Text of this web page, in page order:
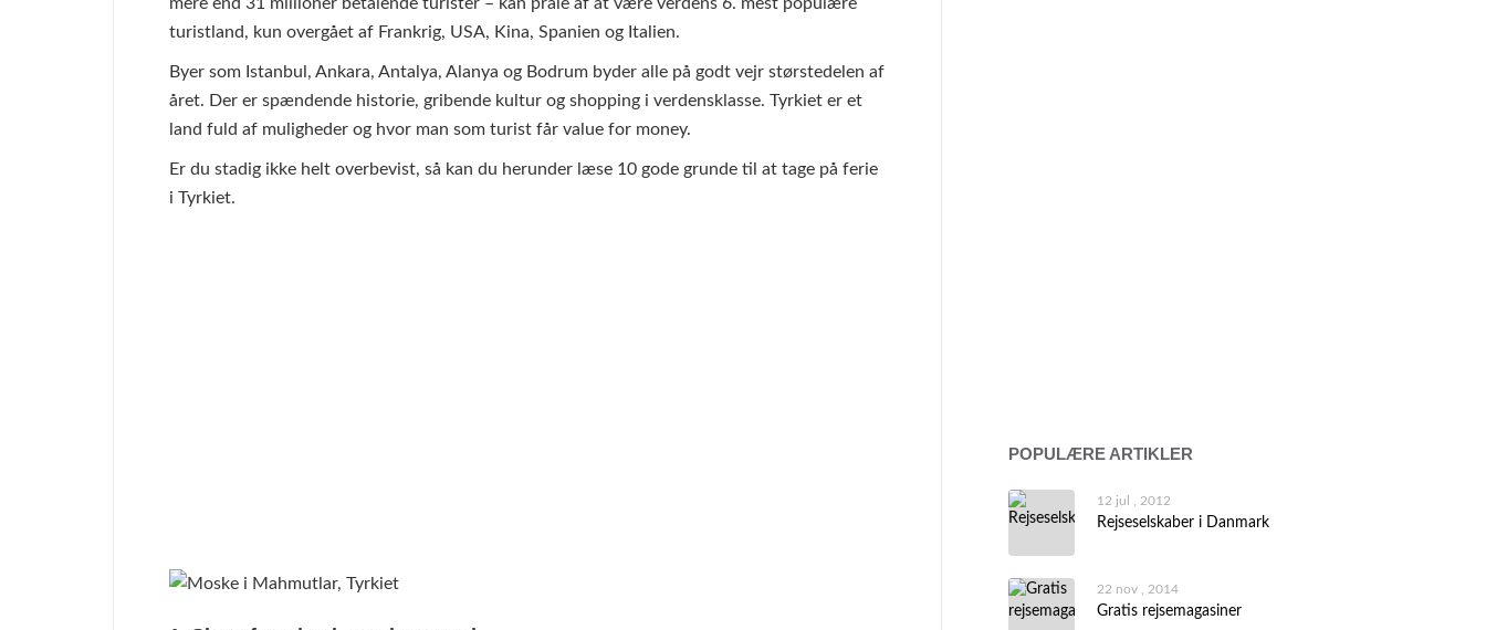
turistland, kun overgået af Frankrig, USA, Kina, Spanien og Italien.
Byer som Istanbul, Ankara, Antalya, Alanya og Bodrum byder alle på godt vejr størstedelen af
året. Der er spændende historie, gribende kultur og shopping i verdensklasse. Tyrkiet er et
land fuld af muligheder og hvor man som turist får value for money.
Er du stadig ikke helt overbevist, så kan du herunder læse 10 gode grunde til at tage på ferie
i Tyrkiet.
POPULÆRE ARTIKLER
12 jul , 2012
Rejseselskaber i Danmark
22 nov , 2014
Gratis rejsemagasiner